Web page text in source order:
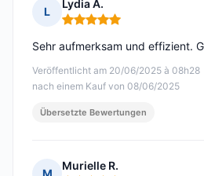
L
Lydia A.
Hinweis: 5 von 5
Veröffentlicht am 20/06/2025 à 08h28
nach einem Kauf von 08/06/2025
Sehr aufmerksam und effizient.
Übersetzte Bewertungen
Murielle R.